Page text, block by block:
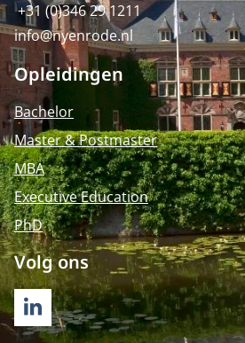
+31 (0)346 29 1211
info@nyenrode.nl
Opleidingen
Bachelor
Master & Postmaster
MBA
Executive Education
PhD
Volg ons
LINKEDIN